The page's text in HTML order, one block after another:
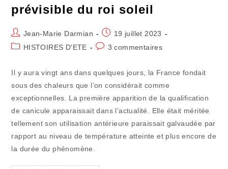
prévisible du roi soleil
Auteur/autrice
de
Jean-Marie Darmian
Publication
publiée :
19 juillet 2023
PostHISTOIRES D'ETE
Commentaires
publication :
3 commentaires
Il y aura vingt ans dans quelques jours, la France fondait
sous des chaleurs que l’on considérait comme
exceptionnelles. La première apparition de la qualification
de canicule apparaissait dans l’actualité. Elle était méritée
tellement son utilisation antérieure paraissait galvaudée par
rapport au niveau de température atteinte et plus encore de
la durée du phénomène.